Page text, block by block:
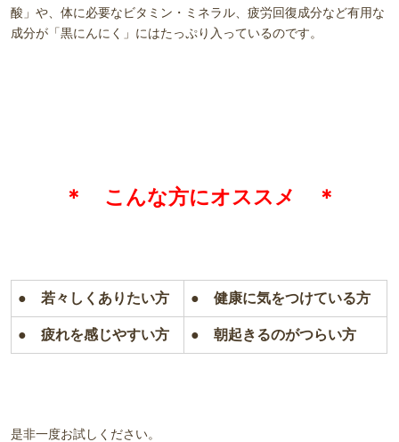
酸」や、体に必要なビタミン・ミネラル、疲労回復成分など有用な
成分が「黒にんにく」にはたっぷり入っているのです。
＊ こんな方にオススメ ＊
● 若々しくありたい方 ● 健康に気をつけている方
● 疲れを感じやすい方 ● 朝起きるのがつらい方
是非一度お試しください。